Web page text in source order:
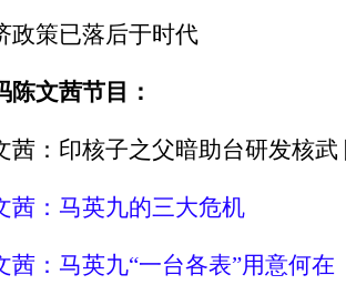
政策已落后于时代
陈文茜节目：
茜：印核子之父暗助台研发核武
茜：马英九的三大危机
茜：马英九“一台各表”用意何在